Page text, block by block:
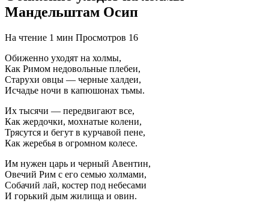
Мандельштам Осип
На чтение 1 мин Просмотров 16
Обиженно уходят на холмы,
Как Римом недовольные плебеи,
Старухи овцы — черные халдеи,
Исчадье ночи в капюшонах тьмы.
Их тысячи — передвигают все,
Как жердочки, мохнатые колени,
Трясутся и бегут в курчавой пене,
Как жеребья в огромном колесе.
Им нужен царь и черный Авентин,
Овечий Рим с его семью холмами,
Собачий лай, костер под небесами
И горький дым жилища и овин.